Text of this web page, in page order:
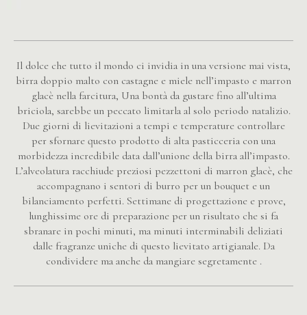
Il dolce che tutto il mondo ci invidia in una versione mai vista,
birra doppio malto con castagne e miele nell’impasto e marron
glacè nella farcitura, Una bontà da gustare fino all’ultima
briciola, sarebbe un peccato limitarla al solo periodo natalizio.
Due giorni di lievitazioni a tempi e temperature controllare
per sfornare questo prodotto di alta pasticceria con una
morbidezza incredibile data dall’unione della birra all’impasto.
L’alveolatura racchiude preziosi pezzettoni di marron glacè, che
accompagnano i sentori di burro per un bouquet e un
bilanciamento perfetti. Settimane di progettazione e prove,
lunghissime ore di preparazione per un risultato che si fa
sbranare in pochi minuti, ma minuti interminabili deliziati
dalle fragranze uniche di questo lievitato artigianale. Da
condividere ma anche da mangiare segretamente .